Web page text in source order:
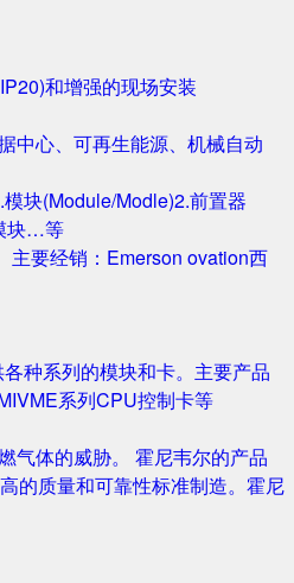
和增强的现场安装
中心、可再生能源、机械自动
块(Module/Modle)2.前置器
块…等
主要经销：Emerson ovation西
种系列的模块和卡。主要产品
系列CPU控制卡等
气体的威胁。 霍尼韦尔的产品
的质量和可靠性标准制造。霍尼